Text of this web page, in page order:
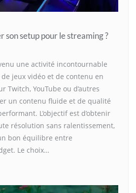
son setup pour le streaming ?
une activité incontournable
jeux vidéo et de contenu en
Twitch, YouTube ou d’autres
un contenu fluide et de qualité
L’objectif est d’obtenir
résolution sans ralentissement,
bon équilibre entre
Le choix…